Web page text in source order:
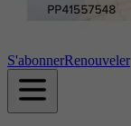
S'abonnerRenouveler